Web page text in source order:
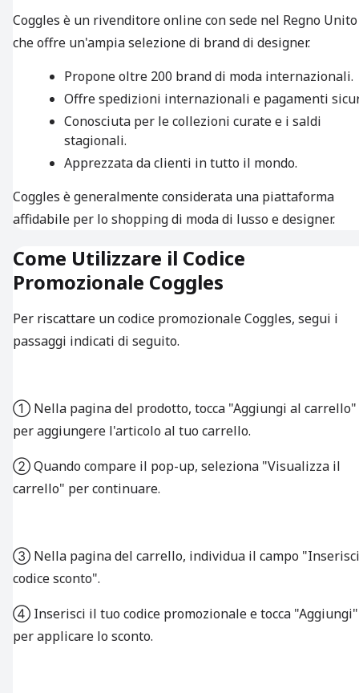
Coggles è un rivenditore online con sede nel Regno Unito
che offre un'ampia selezione di brand di designer.
Propone oltre 200 brand di moda internazionali.
Offre spedizioni internazionali e pagamenti
Conosciuta per le collezioni curate e i saldi
stagionali.
Apprezzata da clienti in tutto il mondo.
Coggles è generalmente considerata una piattaforma
affidabile per lo shopping di moda di lusso e designer.
Come Utilizzare il Codice
Promozionale Coggles
Per riscattare un codice promozionale Coggles, segui i
passaggi indicati di seguito.
① Nella pagina del prodotto, tocca "Aggiungi al carrello"
per aggiungere l'articolo al tuo carrello.
② Quando compare il pop-up, seleziona "Visualizza il
carrello" per continuare.
③ Nella pagina del carrello, individua il campo "Inserisci
codice sconto".
④ Inserisci il tuo codice promozionale e tocca "Aggiungi"
per applicare lo sconto.